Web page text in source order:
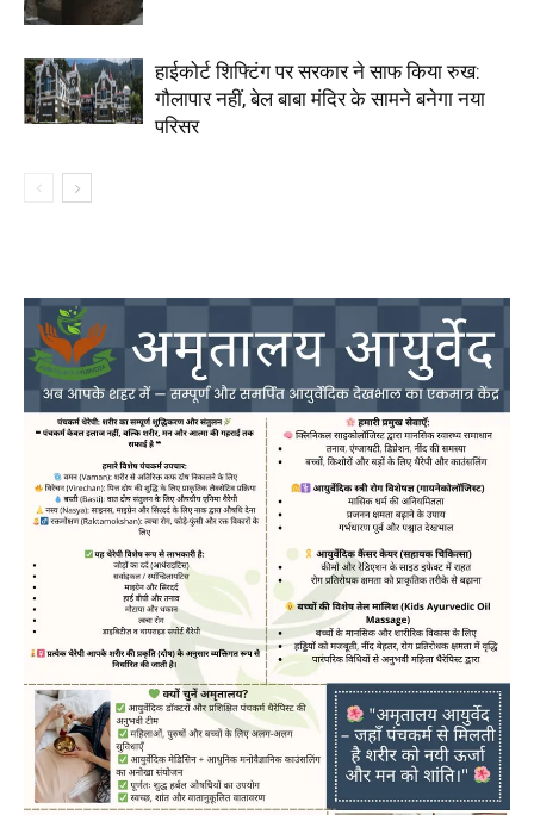
हाईकोर्ट शिफ्टिंग पर सरकार ने साफ किया रुख:
गौलापार नहीं, बेल बाबा मंदिर के सामने बनेगा नया
परिसर